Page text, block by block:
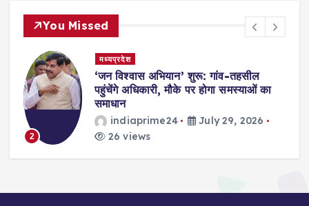
You Missed
2
मध्यप्रदेश
‘जन विश्वास अभियान’ शुरू: गांव-तहसील
पहुंचेंगे अधिकारी, मौके पर होगा समस्याओं का
समाधान
indiaprime24
July 29, 2026
26 views